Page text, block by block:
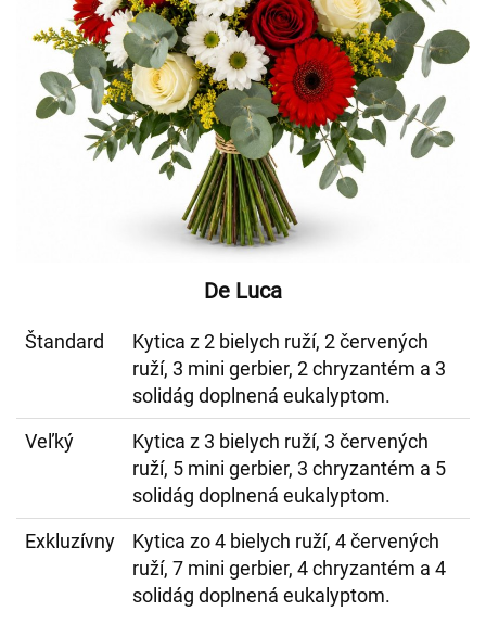
De Luca
Štandard
Kytica z 2 bielych ruží, 2 červených
ruží, 3 mini gerbier, 2 chryzantém a 3
solidág doplnená eukalyptom.
Veľký
Kytica z 3 bielych ruží, 3 červených
ruží, 5 mini gerbier, 3 chryzantém a 5
solidág doplnená eukalyptom.
Exkluzívny
Kytica zo 4 bielych ruží, 4 červených
ruží, 7 mini gerbier, 4 chryzantém a 4
solidág doplnená eukalyptom.